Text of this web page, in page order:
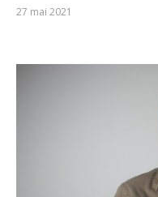
27 mai 2021